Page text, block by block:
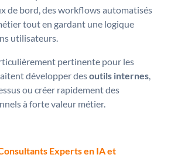
de bord, des workflows automatisés
tout en gardant une logique
utilisateurs.
pertinente pour les
développer desoutils internes,
ou créer rapidement des
à forte valeur métier.
Experts en IA et